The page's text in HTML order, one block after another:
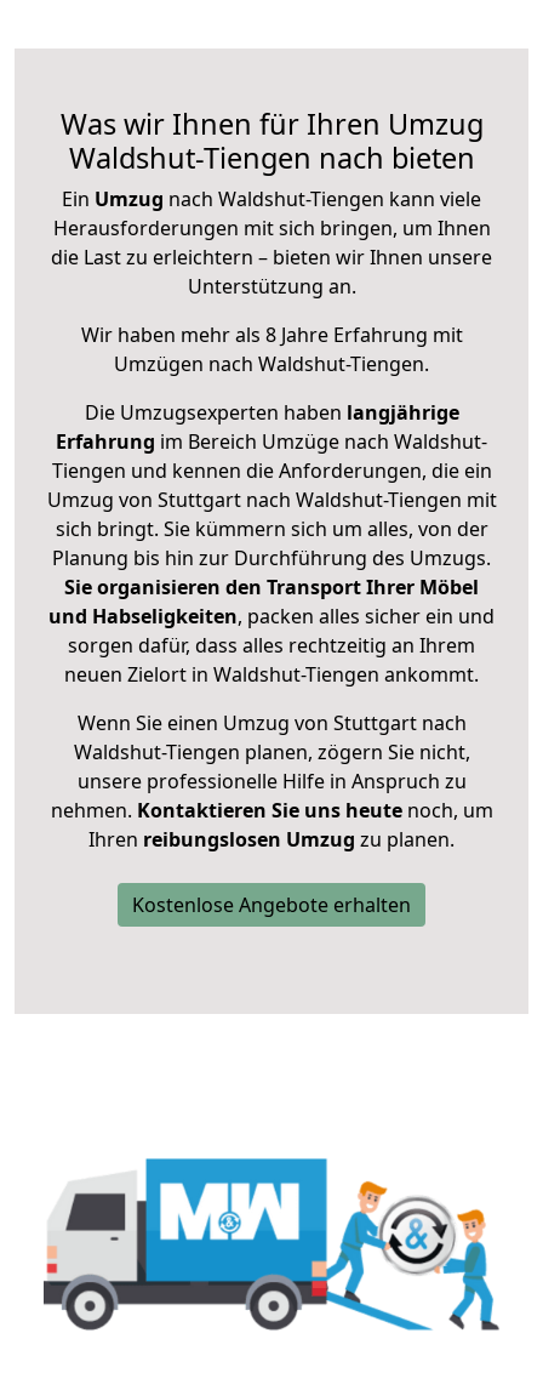
Was wir Ihnen für Ihren Umzug
Waldshut-Tiengen nach bieten
Ein Umzug nach Waldshut-Tiengen kann viele
Herausforderungen mit sich bringen, um Ihnen
die Last zu erleichtern – bieten wir Ihnen unsere
Unterstützung an.
Wir haben mehr als 8 Jahre Erfahrung mit
Umzügen nach Waldshut-Tiengen.
Die Umzugsexperten haben langjährige
Erfahrung im Bereich Umzüge nach Waldshut-
Tiengen und kennen die Anforderungen, die ein
Umzug von Stuttgart nach Waldshut-Tiengen mit
sich bringt. Sie kümmern sich um alles, von der
Planung bis hin zur Durchführung des Umzugs.
Sie organisieren den Transport Ihrer Möbel
und Habseligkeiten, packen alles sicher ein und
sorgen dafür, dass alles rechtzeitig an Ihrem
neuen Zielort in Waldshut-Tiengen ankommt.
Wenn Sie einen Umzug von Stuttgart nach
Waldshut-Tiengen planen, zögern Sie nicht,
unsere professionelle Hilfe in Anspruch zu
nehmen. Kontaktieren Sie uns heutenoch, um
Ihren reibungslosen Umzug zu planen.
Kostenlose Angebote erhalten